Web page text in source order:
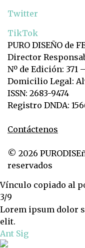
Twitter
TikTok
PURO DISEÑO de
Director
Nº de Edición: 371
Domicilio Legal:
ISSN: 2683-9474
Registro DNDA:
Contáctenos
© 2026
reservados
Vínculo copiado al
3/9
Lorem ipsum dolor
elit.
Ant Sig